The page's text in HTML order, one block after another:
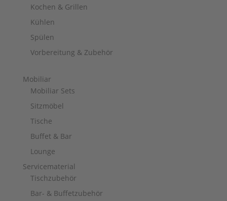
Kochen & Grillen
Kühlen
Spülen
Vorbereitung & Zubehör
Mobiliar
Mobiliar Sets
Sitzmöbel
Tische
Buffet & Bar
Lounge
Servicematerial
Tischzubehör
Bar- & Buffetzubehör